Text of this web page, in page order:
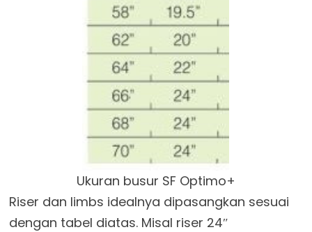
Ukuran busur SF Optimo+
Riser dan limbs idealnya dipasangkan sesuai
dengan tabel diatas. Misal riser 24″